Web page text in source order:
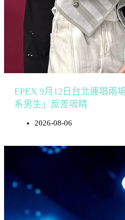
EPEX 9月12日台北連唱兩
系男生」反差吸睛
2026-08-06